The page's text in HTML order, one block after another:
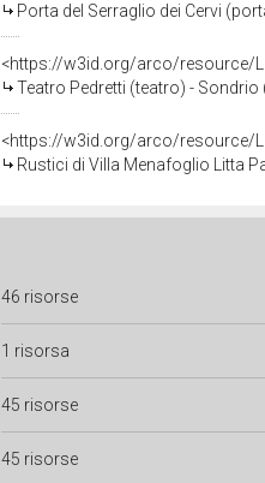
Porta del Serraglio dei Cervi
<https://w3id.org/arco/resource/
Teatro Pedretti (teatro) - Sondrio
<https://w3id.org/arco/resource/
Rustici di Villa Menafoglio Litta
46 risorse
1 risorsa
45 risorse
45 risorse